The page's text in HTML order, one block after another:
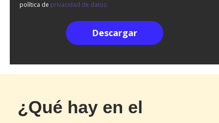
política de privacidad de datos.
¿Qué hay en el